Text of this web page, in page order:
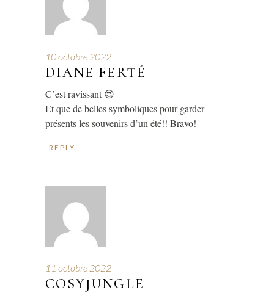
10 octobre 2022
DIANE FERTÉ
C’est ravissant 😍
Et que de belles symboliques pour garder
présents les souvenirs d’un été!! Bravo!
REPLY
11 octobre 2022
COSYJUNGLE